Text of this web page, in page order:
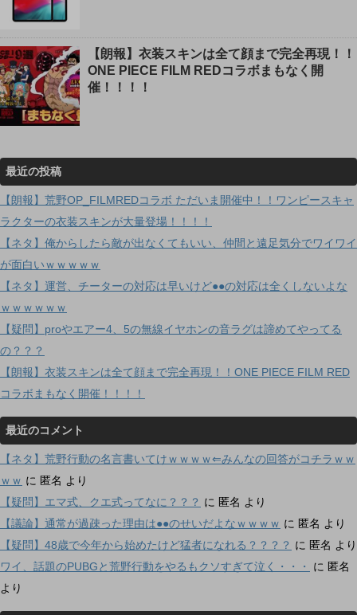
【朗報】衣装スキンは全て顔まで完全再現！！
ONE PIECE FILM REDコラボまもなく開
催！！！！
最近の投稿
【朗報】荒野OP_FILMREDコラボ ただいま開催中！！ワンピースキャ
ラクターの衣装スキンが大量登場！！！！
【ネタ】俺からしたら敵が出なくてもいい、仲間と遠足気分でワイワイ
が面白いｗｗｗｗｗ
【ネタ】運営、チーターの対応は早いけど●●の対応は全くしないよな
ｗｗｗｗｗｗ
【疑問】proやエアー4、5の無線イヤホンの音ラグは諦めてやってる
の？？？
【朗報】衣装スキンは全て顔まで完全再現！！ONE PIECE FILM RED
コラボまもなく開催！！！！
最近のコメント
【ネタ】荒野行動の名言書いてけｗｗｗｗ⇐みんなの回答がコチラｗｗ
ｗｗ に 匿名 より
【疑問】エマ式、クエ式ってなに？？？ に 匿名 より
【議論】通常が過疎った理由は●●のせいだよなｗｗｗｗ に 匿名 より
【疑問】48歳で今年から始めたけど猛者になれる？？？？ に 匿名 より
ワイ、話題のPUBGと荒野行動をやるもクソすぎて泣く・・・
に 匿名
より